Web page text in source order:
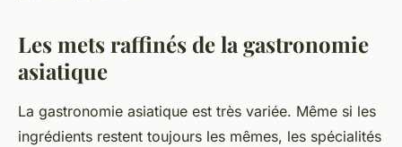
Les mets raffinés de la gastronomie
asiatique
La gastronomie asiatique est très variée. Même si les
ingrédients restent toujours les mêmes, les spécialités